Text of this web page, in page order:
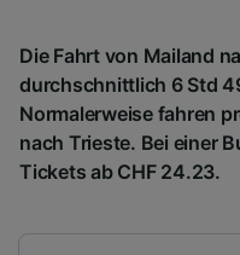
Die Fahrt von Mailand
durchschnittlich 6 Std
Normalerweise fahren
nach Trieste. Bei einer
Tickets ab CHF 24.23.